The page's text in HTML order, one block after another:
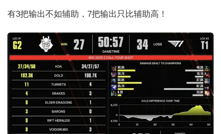
有3把输出不如辅助，7把输出只比辅助高！